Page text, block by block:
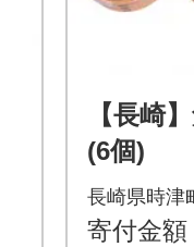
【長崎
(6個)
長崎県時津
寄付金額